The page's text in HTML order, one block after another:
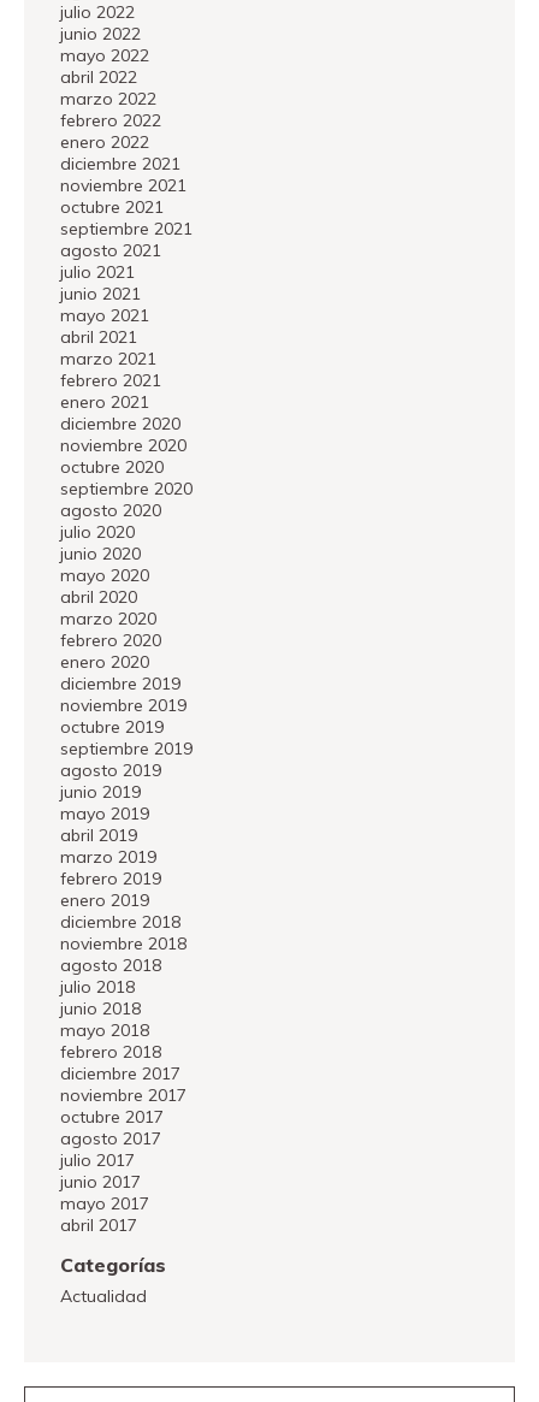
julio 2022
junio 2022
mayo 2022
abril 2022
marzo 2022
febrero 2022
enero 2022
diciembre 2021
noviembre 2021
octubre 2021
septiembre 2021
agosto 2021
julio 2021
junio 2021
mayo 2021
abril 2021
marzo 2021
febrero 2021
enero 2021
diciembre 2020
noviembre 2020
octubre 2020
septiembre 2020
agosto 2020
julio 2020
junio 2020
mayo 2020
abril 2020
marzo 2020
febrero 2020
enero 2020
diciembre 2019
noviembre 2019
octubre 2019
septiembre 2019
agosto 2019
junio 2019
mayo 2019
abril 2019
marzo 2019
febrero 2019
enero 2019
diciembre 2018
noviembre 2018
agosto 2018
julio 2018
junio 2018
mayo 2018
febrero 2018
diciembre 2017
noviembre 2017
octubre 2017
agosto 2017
julio 2017
junio 2017
mayo 2017
abril 2017
Categorías
Actualidad